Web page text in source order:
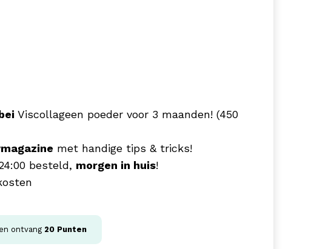
Viscollageen poeder voor 3 maanden! (450
met handige tips & tricks!
besteld, morgen in huis!
ontvang 20 Punten